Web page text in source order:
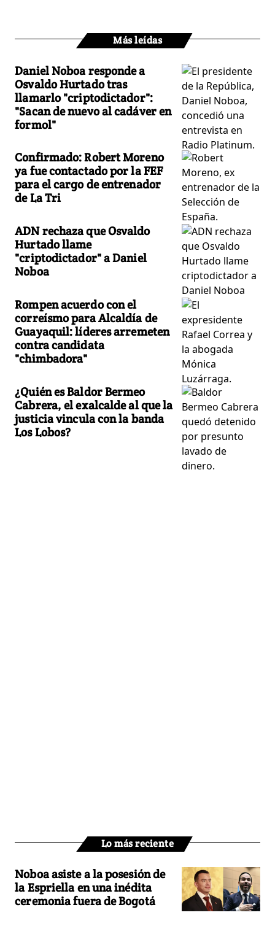
Más leídas
Daniel Noboa responde a
Osvaldo Hurtado tras
llamarlo "criptodictador":
"Sacan de nuevo al cadáver en
formol"
Confirmado: Robert Moreno
ya fue contactado por la FEF
para el cargo de entrenador
de La Tri
ADN rechaza que Osvaldo
Hurtado llame
"criptodictador" a Daniel
Noboa
Rompen acuerdo con el
correísmo para Alcaldía de
Guayaquil: líderes arremeten
contra candidata
"chimbadora"
¿Quién es Baldor Bermeo
Cabrera, el exalcalde al que la
justicia vincula con la banda
Los Lobos?
Lo más reciente
Noboa asiste a la posesión de
la Espriella en una inédita
ceremonia fuera de Bogotá